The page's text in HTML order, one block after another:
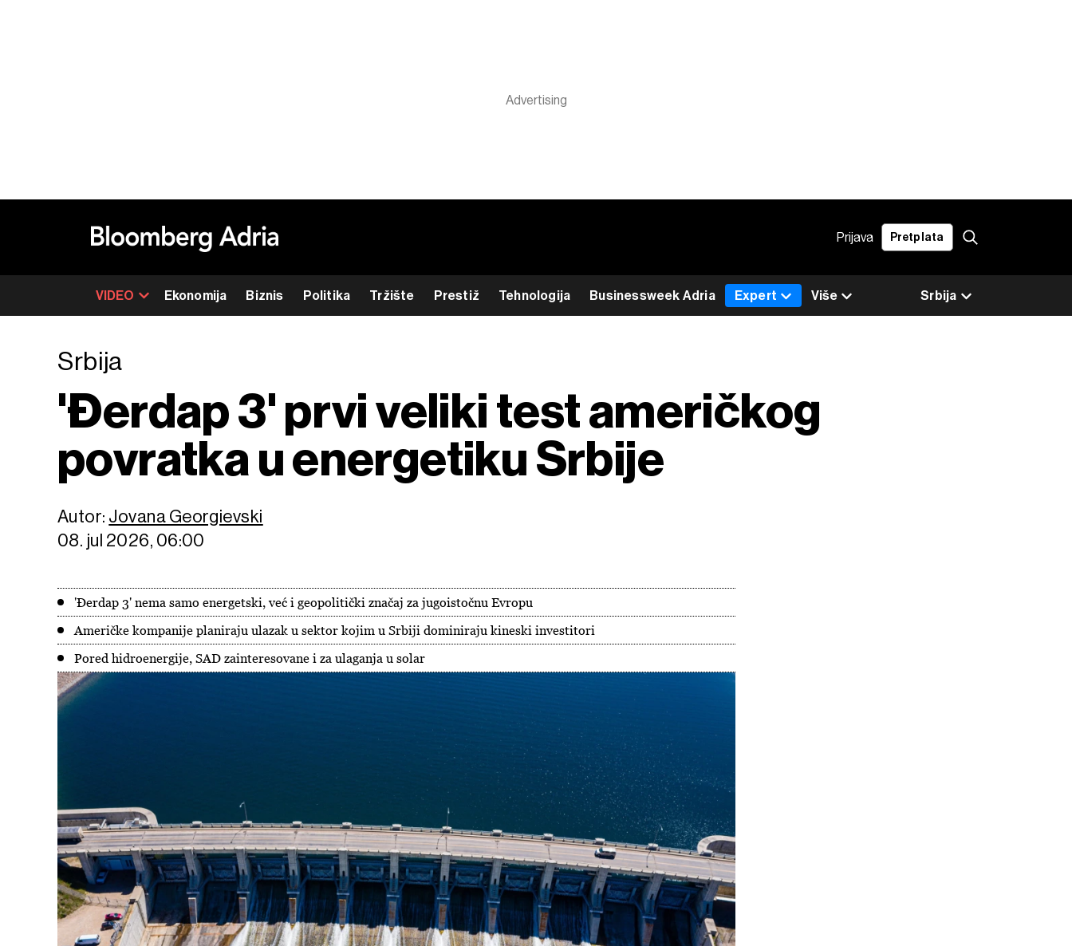
Prijava Pretplata
VIDEO Ekonomija Biznis Politika Tržište Prestiž Tehnologija Businessweek Adria Srbija
Expert Više
Srbija
'Đerdap 3' prvi veliki test američkog
povratka u energetiku Srbije
Autor: Jovana Georgievski
08. jul 2026, 06:00
'Đerdap 3' nema samo energetski, već i geopolitički značaj za jugoistočnu Evropu
Američke kompanije planiraju ulazak u sektor kojim u Srbiji dominiraju kineski investitori
Pored hidroenergije, SAD zainteresovane i za ulaganja u solar